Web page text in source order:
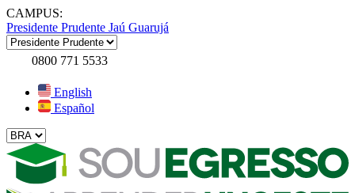
CAMPUS:
Presidente Prudente Jaú Guarujá
0800 771 5533
English
Español